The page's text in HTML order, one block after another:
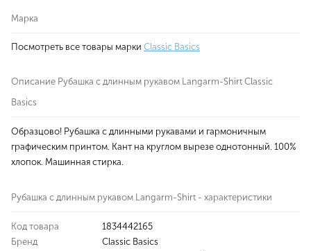
Марка
Посмотреть все товары марки Classic Basics
Описание Рубашка с длинным рукавом Langarm-Shirt Classic
Basics
Образцово! Рубашка с длинными рукавами и гармоничным
графическим принтом. Кант на круглом вырезе однотонный. 100%
хлопок. Машинная стирка.
Рубашка с длинным рукавом Langarm-Shirt - характеристики
Код товара
1834442165
Бренд
Classic Basics